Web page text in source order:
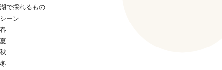
湖で採れるもの
シーン
春
夏
秋
冬